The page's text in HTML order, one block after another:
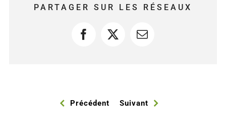
PARTAGER SUR LES RÉSEAUX
Facebook
X Courriel
Précédent Suivant